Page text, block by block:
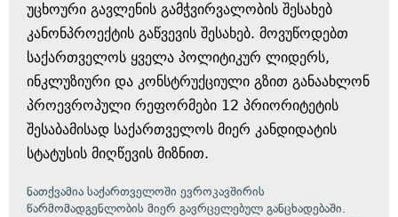
უცხოური გავლენის გამჭვირვალობის შესახებ
კანონპროექტის გაწვევის შესახებ. მოვუწოდებთ
საქართველოს ყველა პოლიტიკურ ლიდერს,
ინკლუზიური და კონსტრუქციული გზით განაახლონ
პროევროპული რეფორმები 12 პრიორიტეტის
შესაბამისად საქართველოს მიერ კანდიდატის
სტატუსის მიღწევის მიზნით.
ნათქვამია საქართველოში ევროკავშირის
წარმომადგენლობის მიერ გავრცელებულ განცხადებაში.